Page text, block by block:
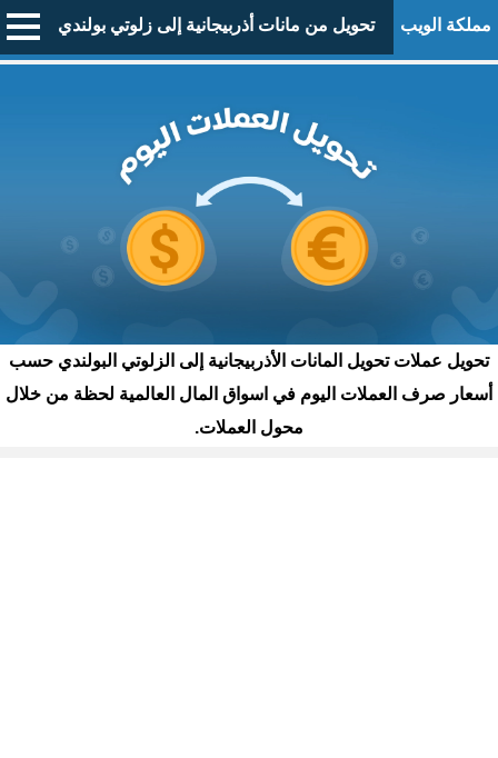
مملكة الويب تحويل من مانات أذربيجانية إلى زلوتي بولندي
تحويل عملات تحويل المانات الأذربيجانية إلى الزلوتي البولندي حسب
أسعار صرف العملات اليوم في اسواق المال العالمية لحظة من خلال
محول العملات.